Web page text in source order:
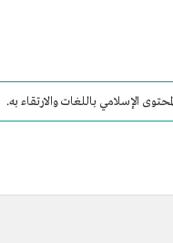
الإسلامي باللغات والارتقاء به.